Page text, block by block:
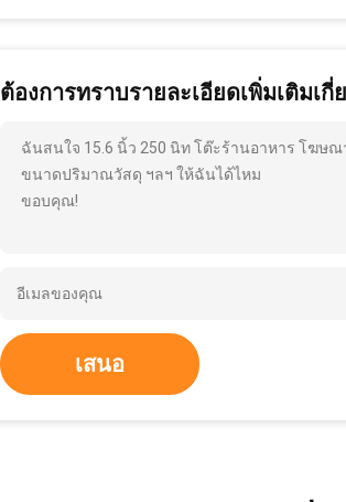
ต้องการทราบรายละเอียดเพิ่มเติม
ฉันสนใจ 15.6 นิ้ว 250 นิท โต๊ะร้านอาหาร โฆษณ
ขนาดปริมาณวัสดุ ฯลฯ ให้ฉันได้ไหม
ขอบคุณ!
เสนอ